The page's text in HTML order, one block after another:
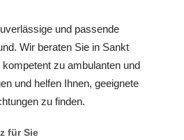
und passende
Wir beraten Sie in Sankt
zu ambulanten und
und helfen Ihnen, geeignete
zu finden.
für Sie